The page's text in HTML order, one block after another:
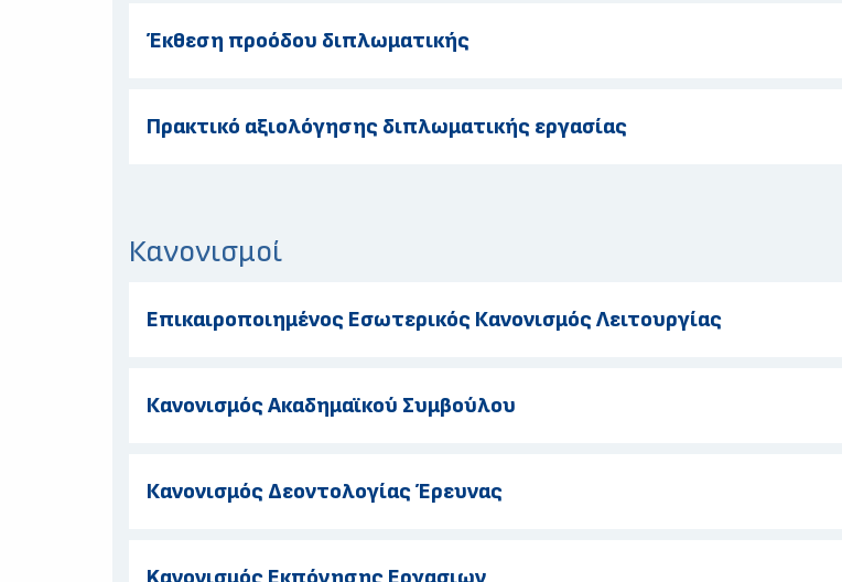
Έκθεση προόδου διπλωματικής
Πρακτικό αξιολόγησης διπλωματικής εργασίας
Κανονισμοί
Επικαιροποιημένος Εσωτερικός Κανονισμός Λειτουργίας
Κανονισμός Ακαδημαϊκού Συμβούλου
Κανονισμός Δεοντολογίας Έρευνας